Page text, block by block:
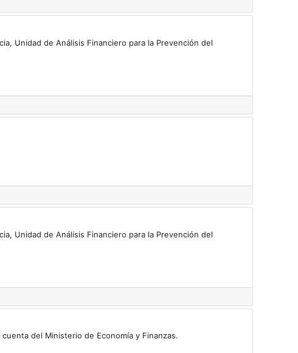
Unidad de Análisis Financiero para la Prevención del
Unidad de Análisis Financiero para la Prevención del
del Ministerio de Economía y Finanzas.